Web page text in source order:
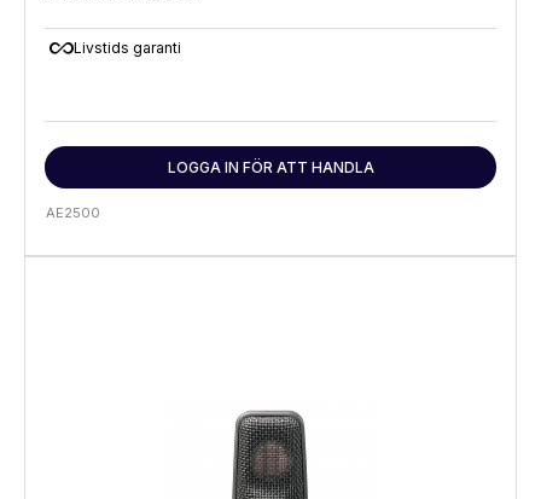
all_inclusiveLivstids garanti
LOGGA IN FÖR ATT HANDLA
AE2500